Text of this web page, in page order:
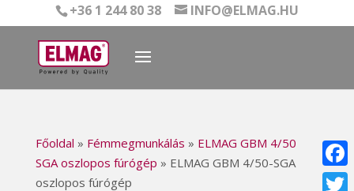
+36 1 244 80 38 INFO@ELMAG.HU
Főoldal » Fémmegmunkálás » ELMAG GBM 4/50
SGA oszlopos fúrógép » ELMAG GBM 4/50-SGA
oszlopos fúrógép